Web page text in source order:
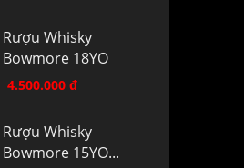
Rượu Whisky
Bowmore 18YO
4.500.000 đ
Rượu Whisky
Bowmore 15YO...